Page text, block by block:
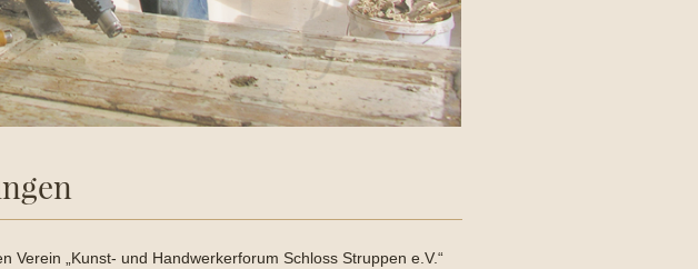
„Kunst- und Handwerkerforum Schloss Struppen e.V.“